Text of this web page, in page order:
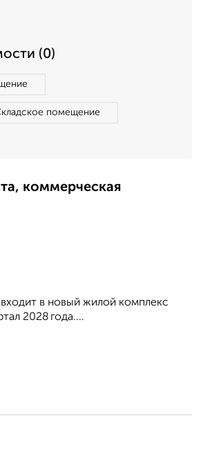
(0)
помещение
коммерческая
в новый жилой комплекс
2028 года....